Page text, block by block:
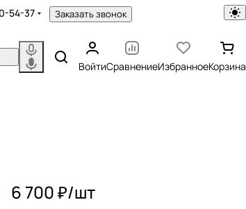
54-37 Заказать звонок
ВойтиСравнениеИзбранноеКорзина
6 700 ₽/шт